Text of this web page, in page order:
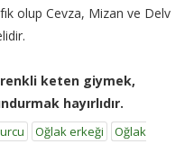
olup Cevza, Mizan ve Delv
renkli keten giymek,
hayırlıdır.
Oğlak erkeği
Oğlak